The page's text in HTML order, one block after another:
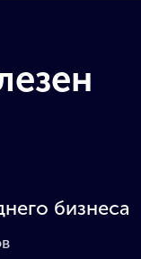
бизнеса